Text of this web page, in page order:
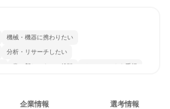
機械・機器に携わりたい
分析・リサーチしたい
常に新しいものに挑戦 チームワークを重視
企業情報 選考情報